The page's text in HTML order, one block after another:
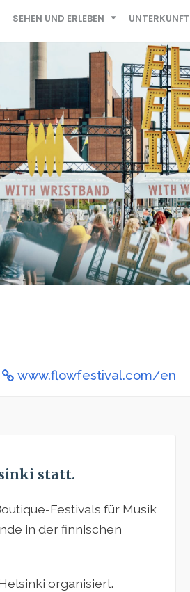
SEHEN UND ERLEBEN UNTERKUNFT
www.flowfestival.com/en
statt.
Festivals für Musik
in der finnischen
organisiert.